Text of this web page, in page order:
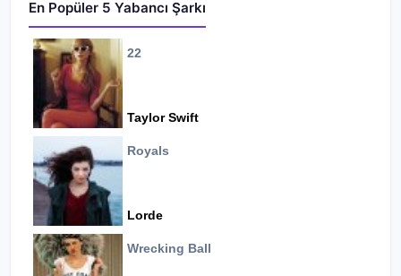
En Popüler 5 Yabancı Şarkı
22
Taylor Swift
Royals
Lorde
Wrecking Ball